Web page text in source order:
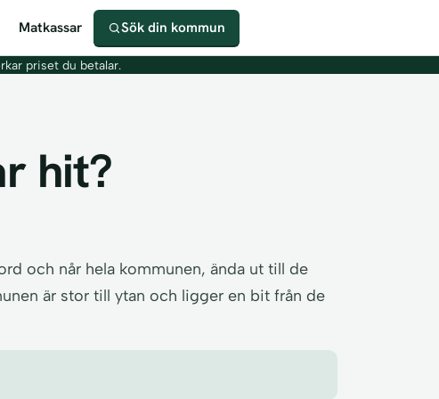
Matkassar Sök din kommun
priset du betalar.
hit?
och når hela kommunen, ända ut till de
är stor till ytan och ligger en bit från de